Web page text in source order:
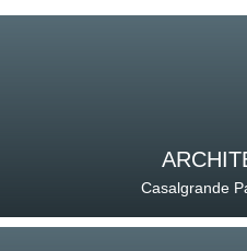
Casalgrande